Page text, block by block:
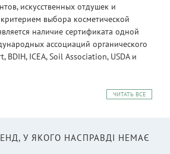
искусственных отдушек и
выбора косметической
наличие сертификата одной
ассоциаций органического
BDIH, ICEA, Soil Association, USDA и
ЧИТАТЬ ВСЕ
У ЯКОГО НАСПРАВДІ НЕМАЄ